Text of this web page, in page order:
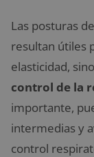
Las posturas
resultan útiles
elasticidad,
control de la
importante,
intermedias y
control